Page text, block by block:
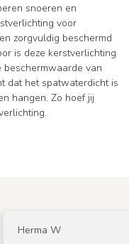
snoeren en
voor
zorgvuldig beschermd
is deze kerstverlichting
van
dat het spatwaterdicht is
hangen. Zo hoef jij
Herma W